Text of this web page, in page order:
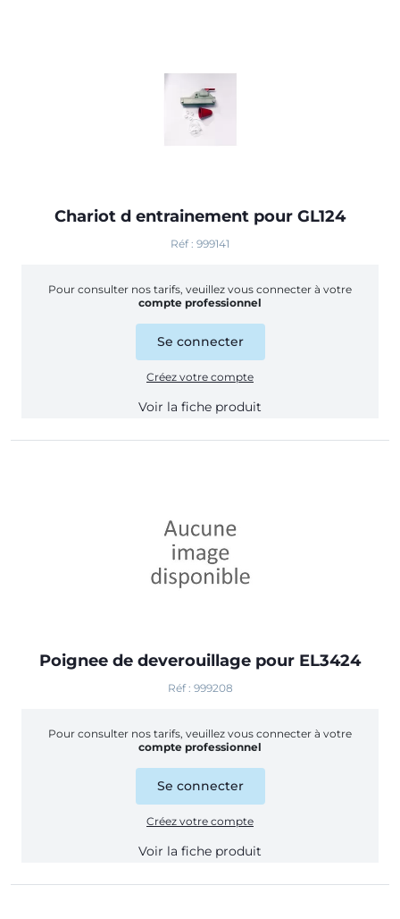
Chariot d entrainement pour GL124
Réf : 999141
Pour consulter nos tarifs, veuillez vous connecter à votre
compte professionnel
Se connecter
Créez votre compte
Voir la fiche produit
Poignee de deverouillage pour EL3424
Réf : 999208
Pour consulter nos tarifs, veuillez vous connecter à votre
compte professionnel
Se connecter
Créez votre compte
Voir la fiche produit